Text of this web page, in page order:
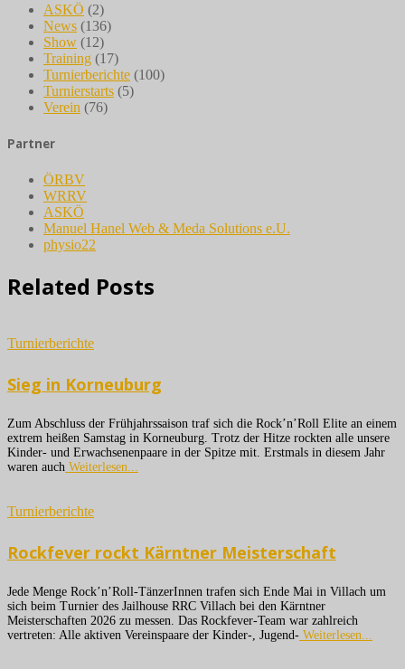
ASKÖ (2)
News (136)
Show (12)
Training (17)
Turnierberichte (100)
Turnierstarts (5)
Verein (76)
Partner
ÖRBV
WRRV
ASKÖ
Manuel Hanel Web & Meda Solutions e.U.
physio22
Related Posts
Turnierberichte
Sieg in Korneuburg
Zum Abschluss der Frühjahrssaison traf sich die Rock’n’Roll Elite an einem
extrem heißen Samstag in Korneuburg. Trotz der Hitze rockten alle unsere
Kinder- und Erwachsenenpaare in der Spitze mit. Erstmals in diesem Jahr
waren auch Weiterlesen...
Turnierberichte
Rockfever rockt Kärntner Meisterschaft
Jede Menge Rock’n’Roll-TänzerInnen trafen sich Ende Mai in Villach um
sich beim Turnier des Jailhouse RRC Villach bei den Kärntner
Meisterschaften 2026 zu messen. Das Rockfever-Team war zahlreich
vertreten: Alle aktiven Vereinspaare der Kinder-, Jugend- Weiterlesen...